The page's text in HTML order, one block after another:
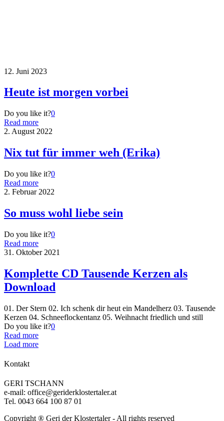
12. Juni 2023
Heute ist morgen vorbei
Do you like it?0
Read more
2. August 2022
Nix tut für immer weh (Erika)
Do you like it?0
Read more
2. Februar 2022
So muss wohl liebe sein
Do you like it?0
Read more
31. Oktober 2021
Komplette CD Tausende Kerzen als
Download
01. Der Stern 02. Ich schenk dir heut ein Mandelherz 03. Tausende
Kerzen 04. Schneeflockentanz 05. Weihnacht friedlich und still
Do you like it?0
Read more
Load more
Kontakt
GERI TSCHANN
e-mail: office@geriderklostertaler.at
Tel. 0043 664 100 87 01
Copyright ® Geri der Klostertaler - All rights reserved